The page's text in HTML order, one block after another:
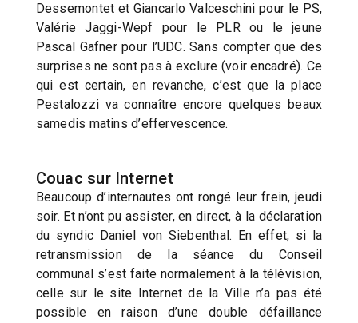
Dessemontet et Giancarlo Valceschini pour le PS,
Valérie Jaggi-Wepf pour le PLR ou le jeune
Pascal Gafner pour l’UDC. Sans compter que des
surprises ne sont pas à exclure (voir encadré). Ce
qui est certain, en revanche, c’est que la place
Pestalozzi va connaître encore quelques beaux
samedis matins d’effervescence.
Couac sur Internet
Beaucoup d’internautes ont rongé leur frein, jeudi
soir. Et n’ont pu assister, en direct, à la déclaration
du syndic Daniel von Siebenthal. En effet, si la
retransmission de la séance du Conseil
communal s’est faite normalement à la télévision,
celle sur le site Internet de la Ville n’a pas été
possible en raison d’une double défaillance